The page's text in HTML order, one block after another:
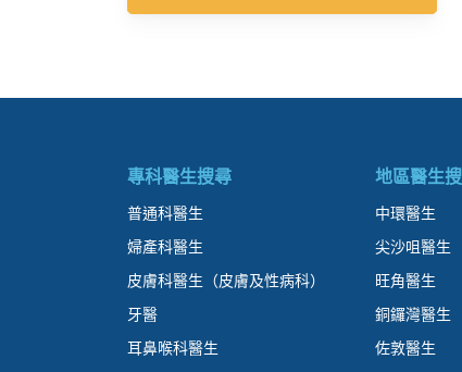
專科醫生搜尋
普通科醫生
婦產科醫生
皮膚科醫生（皮膚及性病科）
牙醫
耳鼻喉科醫生
地區醫生
中環醫生
尖沙咀醫生
旺角醫生
銅鑼灣醫生
佐敦醫生